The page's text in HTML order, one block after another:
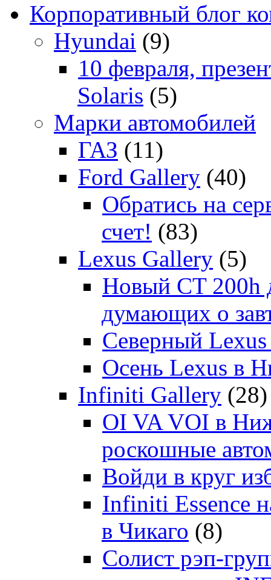
Корпоративный блог
Hyundai (9)
10 февраля,
Solaris (5)
Марки автомобилей
ГАЗ (11)
Ford Gallery (40)
Обратись на
счет! (83)
Lexus Gallery (5)
Новый CT 200h
думающих о
Северный Lexus
Осень Lexus в
Infiniti Gallery (28)
OI VA VOI в
роскошные
Войди в круг
Infiniti Essence
в Чикаго (8)
Солист рэп-